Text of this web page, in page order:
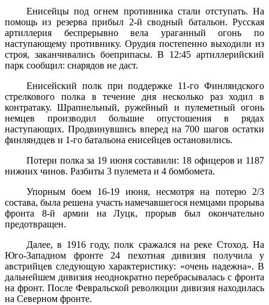
Енисейцы под огнем противника стали отступать. На
помощь из резерва прибыл 2-й сводный батальон. Русская
артиллерия беспрерывно вела ураганный огонь по
наступающему противнику. Орудия постепенно выходили из
строя, заканчивались боеприпасы. В 12:45 артиллерийский
парк сообщил: снарядов не даст.
Енисейский полк при поддержке 11-го Финляндского
стрелкового полка в течение дня несколько раз ходил в
контратаку. Шрапнельный, ружейный и пулеметный огонь
немцев производил большие опустошения в рядах
наступающих. Продвинувшись вперед на 700 шагов остатки
финляндцев и 1-го батальона енисейцев остановились.
Потери полка за 19 июня составили: 18 офицеров и 1187
нижних чинов. Разбиты 3 пулемета и 4 бомбомета.
Упорным боем 16-19 июня, несмотря на потерю 2/3
состава, была решена участь намечавшегося немцами прорыва
фронта 8-й армии на Луцк, прорыв был окончательно
предотвращен.
Далее, в 1916 году, полк сражался на реке Стоход. На
Юго-Западном фронте 24 пехотная дивизия получила у
австрийцев следующую характеристику: «очень надежна». В
дальнейшем дивизия неоднократно перебрасывалась с фронта
на фронт. После Февральской революции дивизия находилась
на Северном фронте.